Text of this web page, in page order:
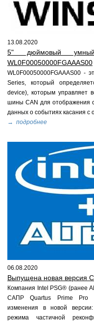
13.08.2020
5" дюймовый
WL0F00050000FGAAAS00
WL0F00050000FGAAAS00 -
Series, который
device), которым управляет
шины CAN для отображения
данных о событиях касания с
→ подробнее
06.08.2020
Выпущена новая версия
Компания Intel PSG® (ранее
САПР Quartus Prime Pro
изменения в новой
режима частичной